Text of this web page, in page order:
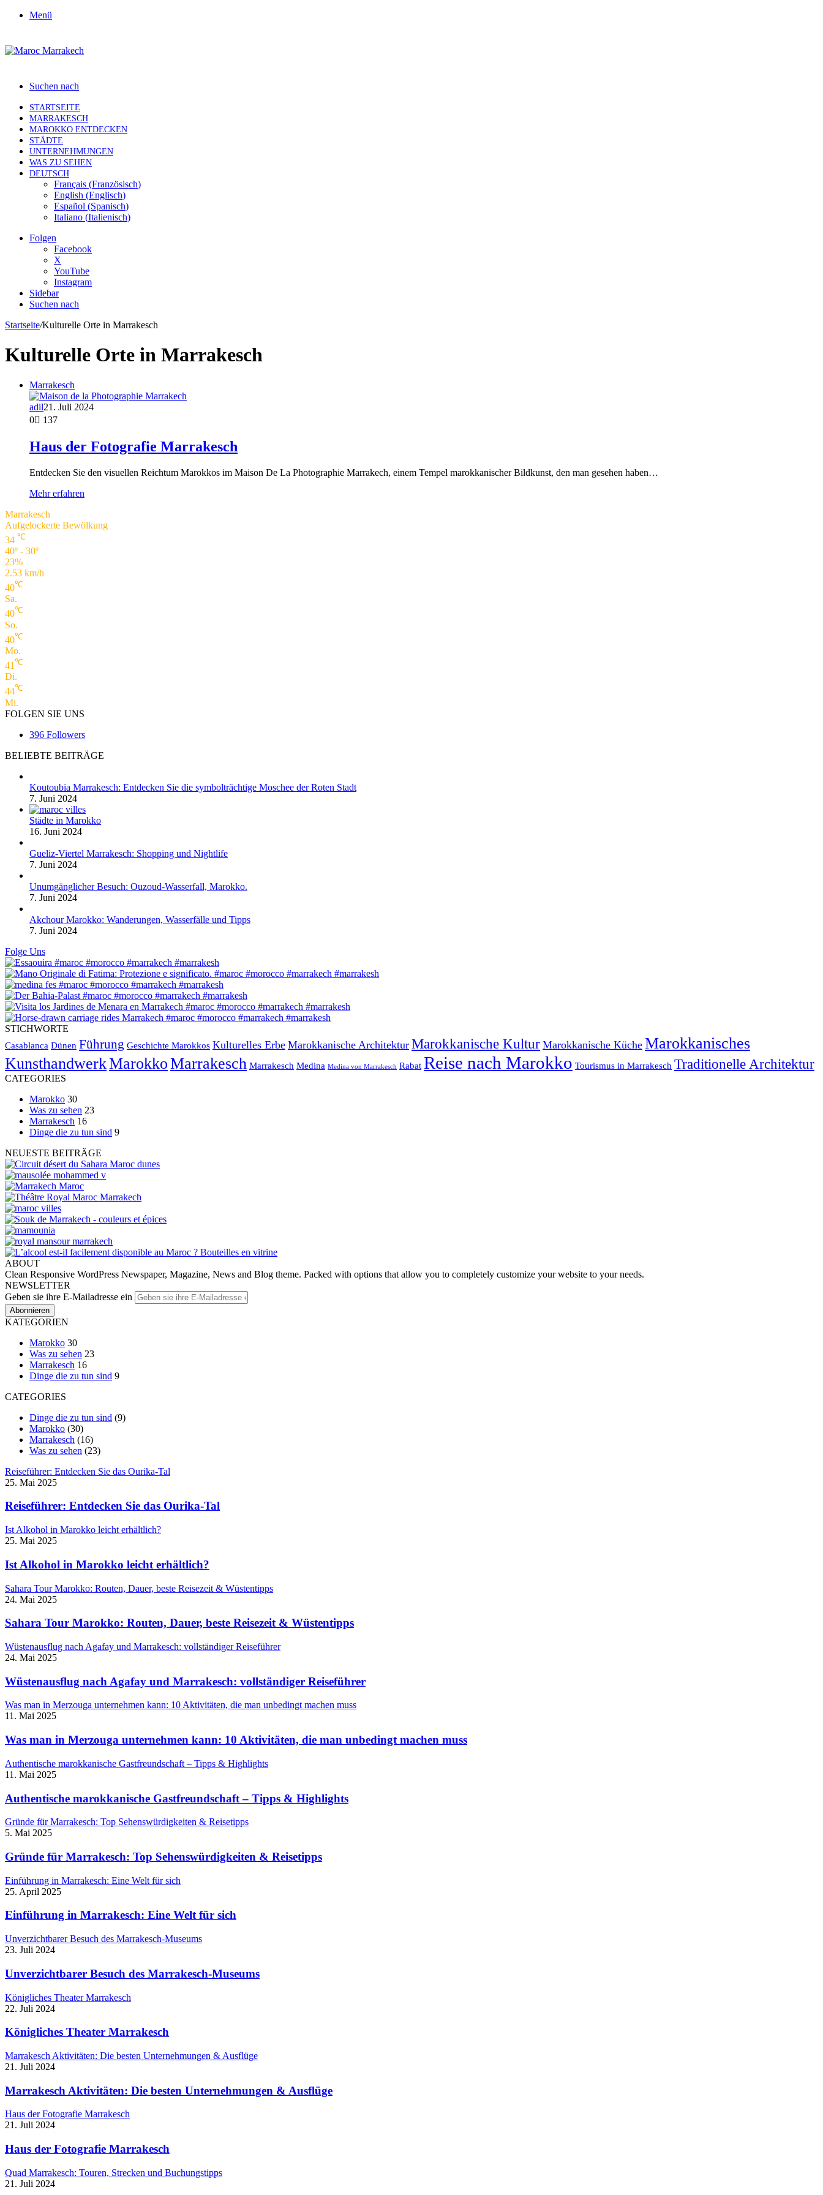
Menü
Suchen nach
STARTSEITE
MARRAKESCH
MAROKKO ENTDECKEN
STÄDTE
UNTERNEHMUNGEN
WAS ZU SEHEN
DEUTSCH
Français (Französisch)
English (Englisch)
Español (Spanisch)
Italiano (Italienisch)
Folgen
Facebook
X
YouTube
Instagram
Sidebar
Suchen nach
Startseite/Kulturelle Orte in Marrakesch
Kulturelle Orte in Marrakesch
Marrakesch
adil21. Juli 2024
0
137
Haus der Fotografie Marrakesch
Entdecken Sie den visuellen Reichtum Marokkos im Maison De La Photographie Marrakech, einem Tempel marokkanischer Bildkunst, den man gesehen haben…
Mehr erfahren
Marrakesch
Aufgelockerte Bewölkung
34 ℃
40º - 30º
23%
2.53 km/h
40℃
Sa.
40℃
So.
40℃
Mo.
41 ℃
Di.
44℃
Mi.
FOLGEN SIE UNS
396 Followers
BELIEBTE BEITRÄGE
Koutoubia Marrakesch: Entdecken Sie die symbolträchtige Moschee der Roten Stadt
7. Juni 2024
Städte in Marokko
16. Juni 2024
Gueliz-Viertel Marrakesch: Shopping und Nightlife
7. Juni 2024
Unumgänglicher Besuch: Ouzoud-Wasserfall, Marokko.
7. Juni 2024
Akchour Marokko: Wanderungen, Wasserfälle und Tipps
7. Juni 2024
Folge Uns
STICHWORTE
Casablanca Dünen Führung Geschichte Marokkos Kulturelles Erbe Marokkanische Architektur Marokkanische Kultur Marokkanische Küche Marokkanisches
KunsthandwerkMarokkoMarrakesch Marrakesch Medina Medina von Marrakesch Rabat Reise nach Marokko Tourismus in Marrakesch Traditionelle Architektur
CATEGORIES
Marokko 30
Was zu sehen 23
Marrakesch 16
Dinge die zu tun sind 9
NEUESTE BEITRÄGE
ABOUT
Clean Responsive WordPress Newspaper, Magazine, News and Blog theme. Packed with options that allow you to completely customize your website to your needs.
NEWSLETTER
Geben sie ihre E-Mailadresse ein
KATEGORIEN
Marokko 30
Was zu sehen 23
Marrakesch 16
Dinge die zu tun sind 9
CATEGORIES
Dinge die zu tun sind (9)
Marokko (30)
Marrakesch (16)
Was zu sehen (23)
Reiseführer: Entdecken Sie das Ourika-Tal
25. Mai 2025
Reiseführer: Entdecken Sie das Ourika-Tal
Ist Alkohol in Marokko leicht erhältlich?
25. Mai 2025
Ist Alkohol in Marokko leicht erhältlich?
Sahara Tour Marokko: Routen, Dauer, beste Reisezeit & Wüstentipps
24. Mai 2025
Sahara Tour Marokko: Routen, Dauer, beste Reisezeit & Wüstentipps
Wüstenausflug nach Agafay und Marrakesch: vollständiger Reiseführer
24. Mai 2025
Wüstenausflug nach Agafay und Marrakesch: vollständiger Reiseführer
Was man in Merzouga unternehmen kann: 10 Aktivitäten, die man unbedingt machen muss
11. Mai 2025
Was man in Merzouga unternehmen kann: 10 Aktivitäten, die man unbedingt machen muss
Authentische marokkanische Gastfreundschaft – Tipps & Highlights
11. Mai 2025
Authentische marokkanische Gastfreundschaft – Tipps & Highlights
Gründe für Marrakesch: Top Sehenswürdigkeiten & Reisetipps
5. Mai 2025
Gründe für Marrakesch: Top Sehenswürdigkeiten & Reisetipps
Einführung in Marrakesch: Eine Welt für sich
25. April 2025
Einführung in Marrakesch: Eine Welt für sich
Unverzichtbarer Besuch des Marrakesch-Museums
23. Juli 2024
Unverzichtbarer Besuch des Marrakesch-Museums
Königliches Theater Marrakesch
22. Juli 2024
Königliches Theater Marrakesch
Marrakesch Aktivitäten: Die besten Unternehmungen & Ausflüge
21. Juli 2024
Marrakesch Aktivitäten: Die besten Unternehmungen & Ausflüge
Haus der Fotografie Marrakesch
21. Juli 2024
Haus der Fotografie Marrakesch
Quad Marrakesch: Touren, Strecken und Buchungstipps
21. Juli 2024